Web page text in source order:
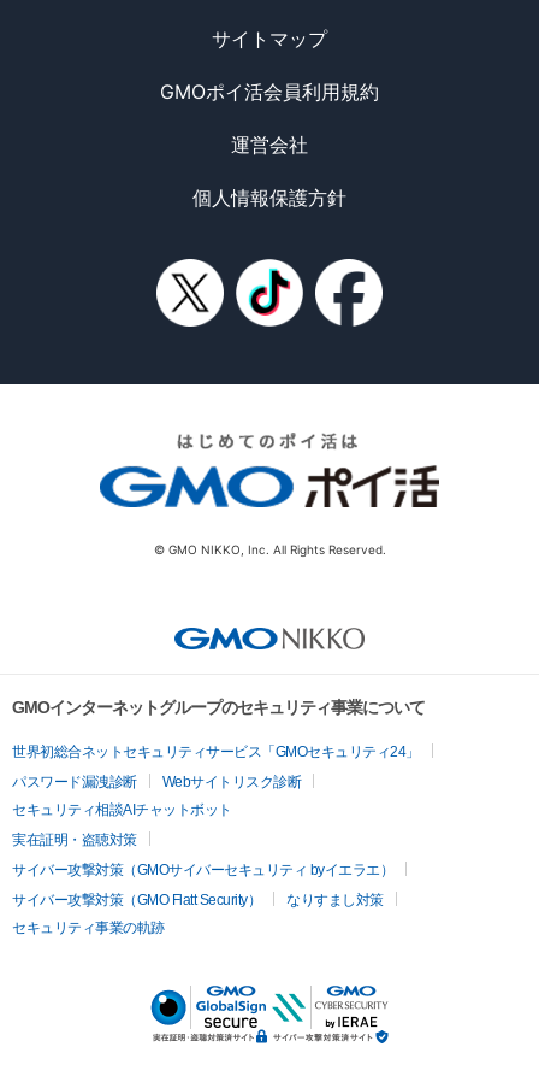
サイトマップ
GMOポイ活会員利用規約
運営会社
個人情報保護方針
© GMO NIKKO, Inc. All Rights Reserved.
GMOインターネットグループのセキュリティ事業について
世界初総合ネットセキュリティサービス「GMOセキュリティ24」
パスワード漏洩診断
Webサイトリスク診断
セキュリティ相談AIチャットボット
実在証明・盗聴対策
サイバー攻撃対策（GMOサイバーセキュリティ byイエラエ）
サイバー攻撃対策（GMO Flatt Security）
なりすまし対策
セキュリティ事業の軌跡